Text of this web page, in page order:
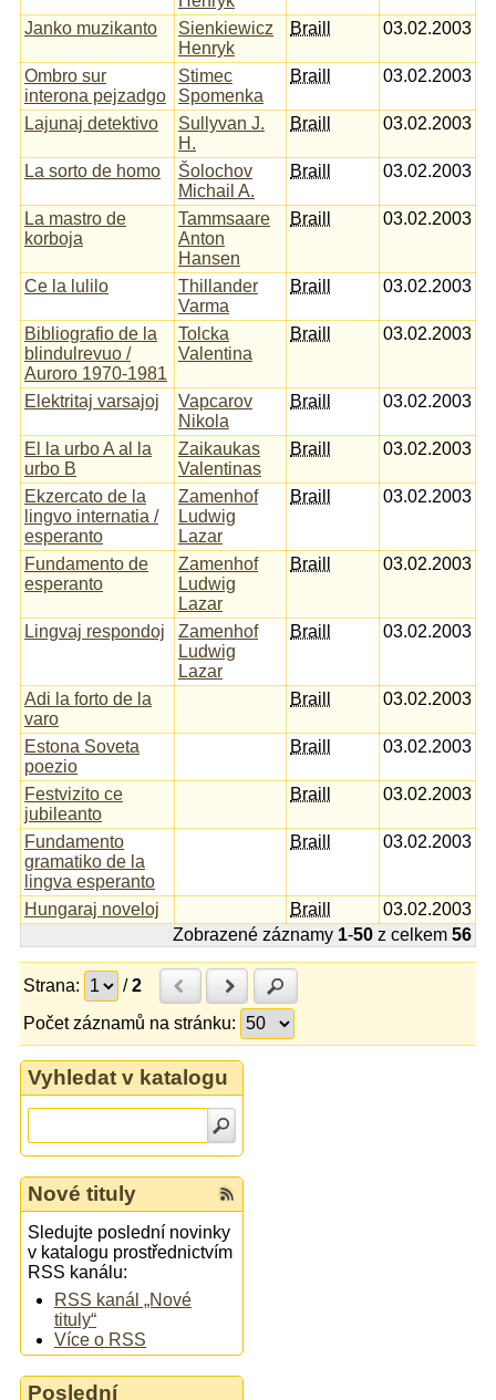
Janko muzikanto
Sienkiewicz
Henryk
Braill 03.02.2003
Ombro sur
interona pejzadgo
Stimec
Spomenka
Braill 03.02.2003
Lajunaj detektivo
Sullyvan J.
H.
Braill 03.02.2003
La sorto de homo
Šolochov
Michail A.
Braill 03.02.2003
La mastro de
korboja
Tammsaare
Anton
Hansen
Braill 03.02.2003
Ce la lulilo
Thillander
Varma
Braill 03.02.2003
Bibliografio de la
blindulrevuo /
Auroro 1970-1981
Tolcka
Valentina
Braill 03.02.2003
Elektritaj varsajoj
Vapcarov
Nikola
Braill 03.02.2003
El la urbo A al la
urbo B
Zaikaukas
Valentinas
Braill 03.02.2003
Ekzercato de la
lingvo internatia /
esperanto
Zamenhof
Ludwig
Lazar
Braill 03.02.2003
Fundamento de
esperanto
Zamenhof
Ludwig
Lazar
Braill 03.02.2003
Lingvaj respondoj
Zamenhof
Ludwig
Lazar
Braill 03.02.2003
Adi la forto de la
varo
Braill 03.02.2003
Estona Soveta
poezio
Braill 03.02.2003
Festvizito ce
jubileanto
Braill 03.02.2003
Fundamento
gramatiko de la
lingva esperanto
Braill 03.02.2003
Hungaraj noveloj Braill
03.02.2003
Zobrazené záznamy 1-50 z celkem 56
Strana: /2 Předchozí
Další
Počet záznamů na stránku:
Vyhledat v katalogu
Nové tituly
Sledujte poslední novinky
v katalogu prostřednictvím
RSS kanálu:
RSS kanál „Nové
tituly“
Více o RSS
Poslední